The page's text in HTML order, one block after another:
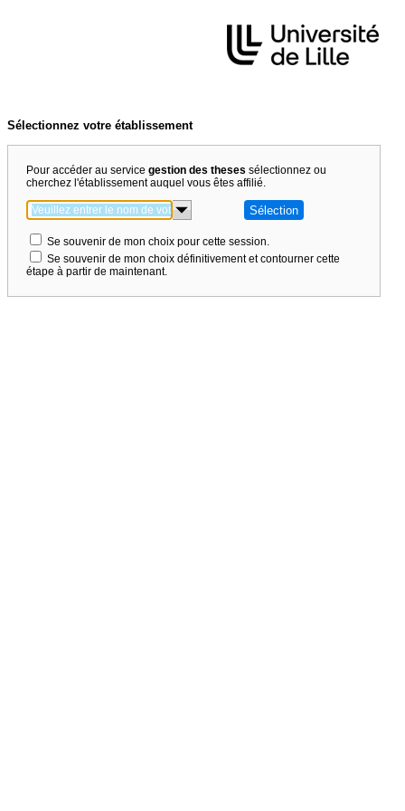
Sélectionnez votre établissement
Pour accéder au service gestion des theses sélectionnez ou
cherchez l'établissement auquel vous êtes affilié.
Se souvenir de mon choix pour cette session.
Se souvenir de mon choix définitivement et contourner cette
étape à partir de maintenant.